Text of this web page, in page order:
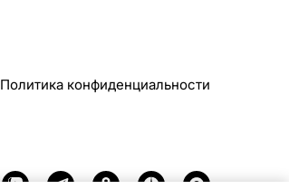
Политика конфиденциальности